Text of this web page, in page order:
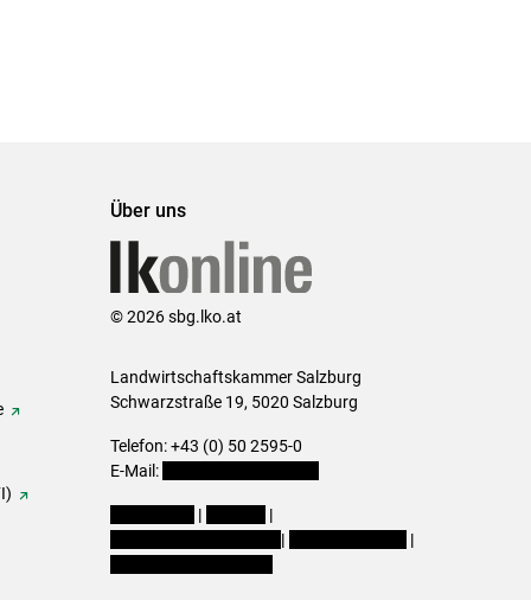
Über uns
© 2026 sbg.lko.at
Landwirtschaftskammer Salzburg
Schwarzstraße 19, 5020 Salzburg
Telefon: +43 (0) 50 2595-0
E-Mail:
|
|
|
|